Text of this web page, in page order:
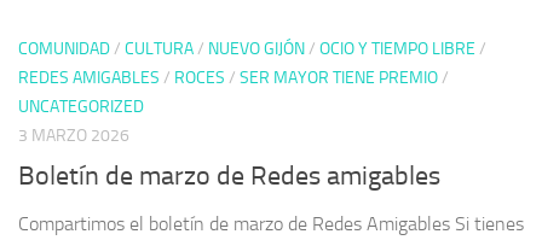
COMUNIDAD/ CULTURA/ NUEVO GIJÓN/ OCIO Y TIEMPO LIBRE /
REDES AMIGABLES / ROCES / SER MAYOR TIENE PREMIO/
UNCATEGORIZED
3 MARZO 2026
Boletín de marzo de Redes amigables
Compartimos el boletín de marzo de Redes Amigables Si tienes